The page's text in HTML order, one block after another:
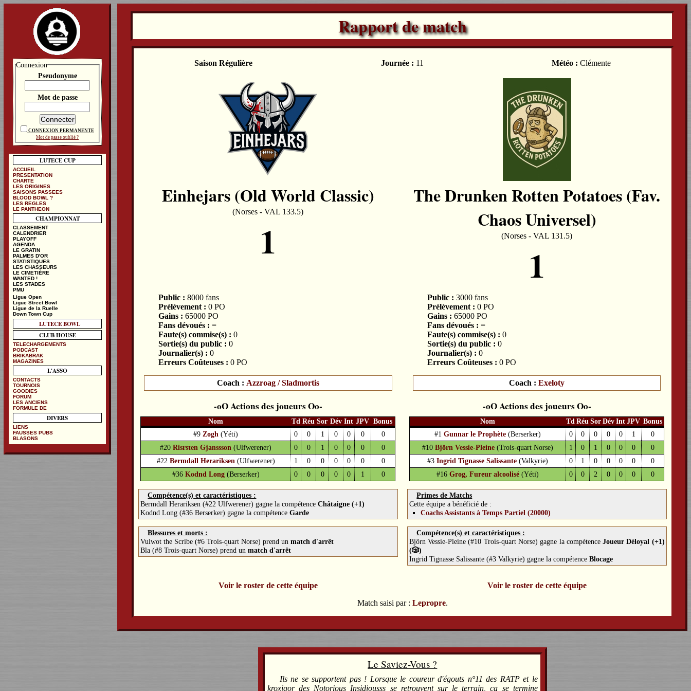
Rapport de match
Saison Régulière Journée : 11 Météo : Clémente
Einhejars (Old World Classic)
(Norses - VAL 133.5)
1
The Drunken Rotten Potatoes (Fav.
Chaos Universel)
(Norses - VAL 131.5)
1
Public : 8000 fans
Prélèvement : 0 PO
Gains : 65000 PO
Fans dévoués : =
Faute(s) commise(s) : 0
Sortie(s) du public : 0
Journalier(s) : 0
Erreurs Coûteuses : 0 PO
Coach : Azzroag / Sladmortis
Public : 3000 fans
Prélèvement : 0 PO
Gains : 65000 PO
Fans dévoués : =
Faute(s) commise(s) : 0
Sortie(s) du public : 0
Journalier(s) : 0
Erreurs Coûteuses : 0 PO
Coach : Exeloty
Actions des joueurs
Nom Td Réu Sor Dév Int JPV Bonus
#9Zogh (Yéti) 0 0 1 0 0 0
0
#20Risrsten Gjanssson (Ulfwerener) 0 0 1 0 0 0
0
#22 Bermdall Herariksen (Ulfwerener) 1 0 0 0 0 0
0
#36 Kodnd Long (Berserker) 0 0 0 0 0 1 0
Compétence(s) et caractéristiques :
Bermdall Herariksen (#22 Ulfwerener) gagne la compétenceChâtaigne (+1)
Kodnd Long (#36 Berserker) gagne la compétenceGarde
Blessures et morts :
Vulwot the Scribe (#6 Trois-quart Norse) prend unmatch d'arrêt
Bla (#8 Trois-quart Norse) prend unmatch d'arrêt
Actions des joueurs
Nom TdRéu Sor Dév Int JPV Bonus
#1Gunnar le Prophète(Berserker) 0 0 0 0 0 1
0
#10Björn Vessie-Pleine (Trois-quart Norse) 1 0 1 0 0 0
0
#3Ingrid Tignasse Salissante(Valkyrie) 0 1 0 0 0 0
0
#16Grog, Fureur alcoolisé (Yéti) 0 0 2 0 0 0 0
Primes de Matchs
Cette équipe a bénéficié de :
Coachs Assistants à Temps Partiel (20000)
Compétence(s) et caractéristiques :
Björn Vessie-Pleine (#10 Trois-quart Norse) gagne la compétenceJoueur Déloyal (+1)
(🎲)
Ingrid Tignasse Salissante (#3 Valkyrie) gagne la compétence Blocage
Voir le roster de cette équipe
Voir le roster de cette équipe
Match saisi par : Lepropre.
Le Saviez-Vous ?
Ils ne se supportent pas ! Lorsque le coureur d'égouts n°11 des RATP et le
kroxigor des Notorious Insidiousss se retrouvent sur le terrain, ça se termine
Connexion
Pseudonyme
Mot de passe
CONNEXION PERMANENTE
Mot de passe oublié ?
LUTECE CUP
ACCUEIL
PRESENTATION
CHARTE
LES ORIGINES
SAISONS PASSEES
BLOOD BOWL ?
LES REGLES
LE PANTHEON
CHAMPIONNAT
CLASSEMENT
CALENDRIER
PLAYOFF
AGENDA
LE GRATIN
PALMES D'OR
STATISTIQUES
LES CHASSEURS
LE CIMETIÈRE
WANTED !
LES STADES
PMU
Ligue Open
Ligue Street Bowl
Ligue de la Ruelle
Down Town Cup
LUTECE BOWL
CLUB HOUSE
TELECHARGEMENTS
PODCAST
BRIKABRAK
MAGAZINES
L'ASSO
CONTACTS
TOURNOIS
GOODIES
FORUM
LES ANCIENS
FORMULE DE
DIVERS
LIENS
FAUSSES PUBS
BLASONS